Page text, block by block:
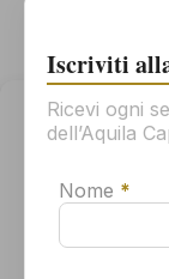
i cookie per
dispositivo. Il tuo
navigazione o gli
Iscriviti
Ricevi ogni
dell’Aquila
Nome *